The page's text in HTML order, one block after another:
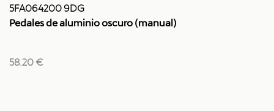
5FA064200 9DG
Pedales de aluminio oscuro (manual)
58.20 €